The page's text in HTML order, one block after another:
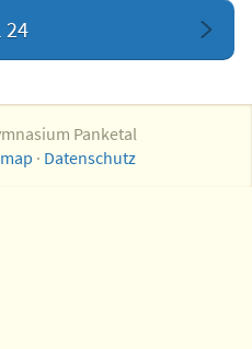
24
Panketal
· Datenschutz